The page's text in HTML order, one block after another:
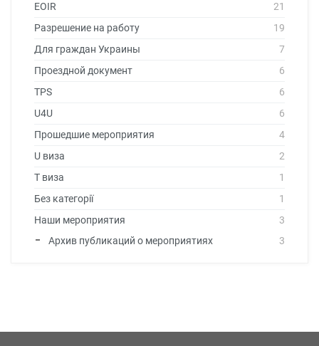
EOIR
21
Разрешение на работу
19
Для граждан Украины
7
Проездной документ
6
TPS
6
U4U
6
Прошедшие мероприятия
4
U виза
2
T виза
1
Без категорії
1
Наши мероприятия
3
Архив публикаций о мероприятиях
3